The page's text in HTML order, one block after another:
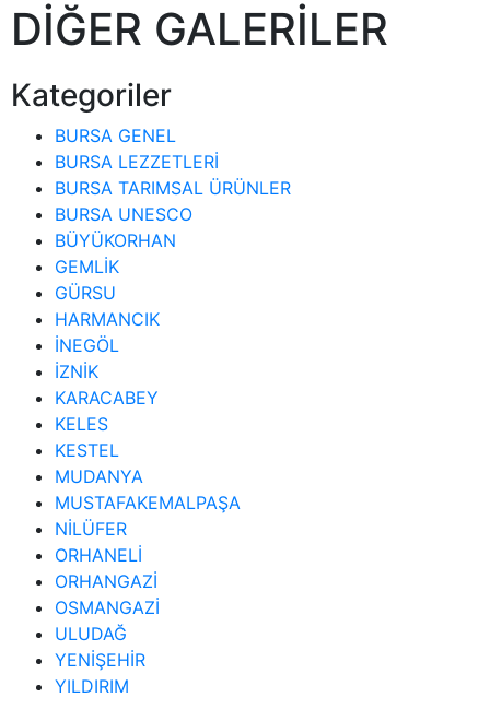
DİĞER GALERİLER
Kategoriler
BURSA GENEL
BURSA LEZZETLERİ
BURSA TARIMSAL ÜRÜNLER
BURSA UNESCO
BÜYÜKORHAN
GEMLİK
GÜRSU
HARMANCIK
İNEGÖL
İZNİK
KARACABEY
KELES
KESTEL
MUDANYA
MUSTAFAKEMALPAŞA
NİLÜFER
ORHANELİ
ORHANGAZİ
OSMANGAZİ
ULUDAĞ
YENİŞEHİR
YILDIRIM